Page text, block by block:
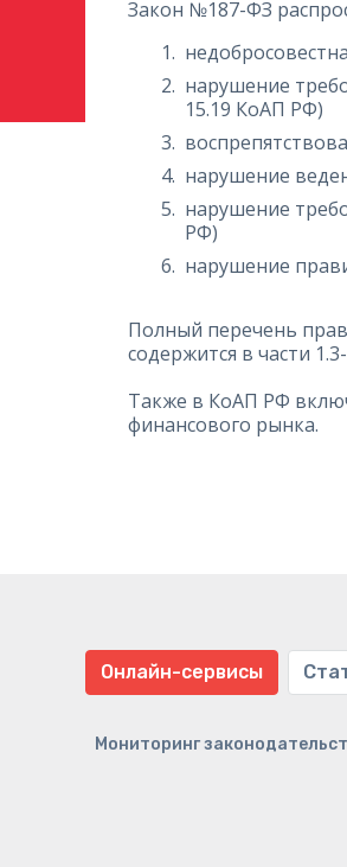
Закон №187-ФЗ
нарушение
15.19 КоАП РФ)
нарушение
нарушение
РФ)
нарушение
Полный перечень
содержится в части
Также в КоАП РФ
финансового рынка.
Онлайн-сервисы
Мониторинг